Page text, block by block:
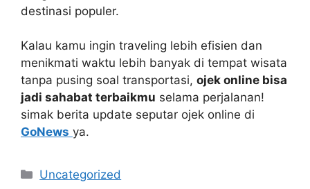
destinasi populer.
Kalau kamu ingin traveling lebih efisien dan
menikmati waktu lebih banyak di tempat wisata
tanpa pusing soal transportasi, ojek online bisa
jadi sahabat terbaikmu selama perjalanan!
simak berita update seputar ojek online di
GoNews ya.
Kategori
Uncategorized